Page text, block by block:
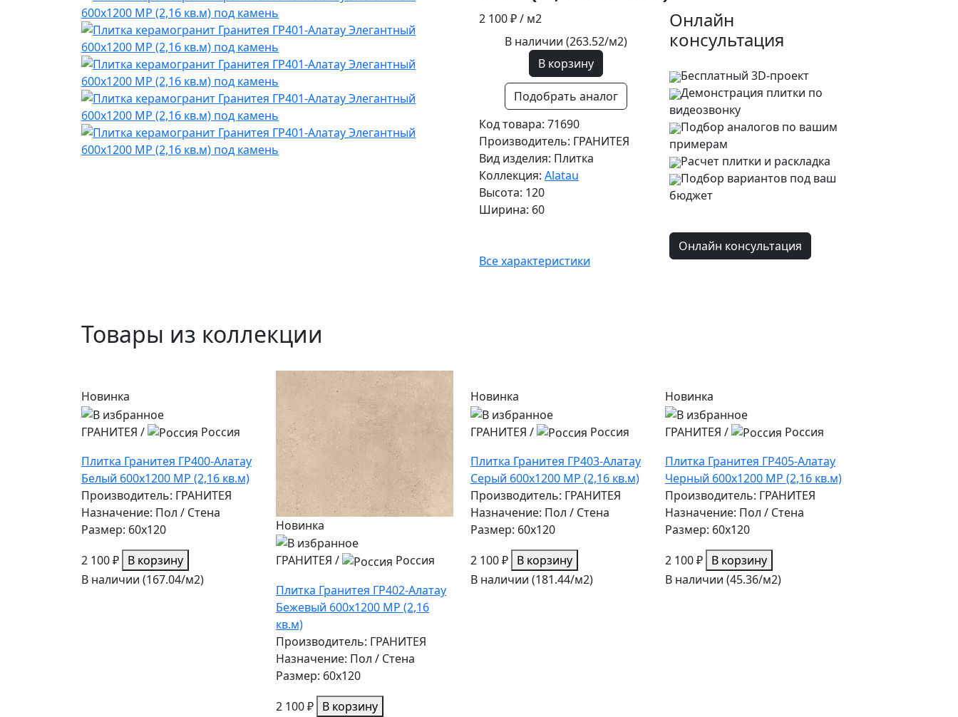
2 100 ₽/ м2
В наличии (263.52/м2)
В корзину
Подобрать аналог
Код товара: 71690
Производитель: ГРАНИТЕЯ
Вид изделия: Плитка
Коллекция: Alatau
Высота: 120
Ширина: 60
Все характеристики
Онлайн
консультация
Бесплатный 3D-проект
Демонстрация плитки по
видеозвонку
Подбор аналогов по вашим
примерам
Расчет плитки и раскладка
Подбор вариантов под ваш
бюджет
Онлайн консультация
Товары из коллекции
Новинка
ГРАНИТЕЯ /
Россия
Плитка Гранитея ГР400-Алатау
Белый 600х1200 МР (2,16 кв.м)
Производитель: ГРАНИТЕЯ
Назначение: Пол / Стена
Размер: 60x120
2 100 ₽ В корзину
В наличии (167.04/м2)
Новинка
ГРАНИТЕЯ /
Россия
Плитка Гранитея ГР402-Алатау
Бежевый 600х1200 МР (2,16
кв.м)
Производитель: ГРАНИТЕЯ
Назначение: Пол / Стена
Размер: 60x120
2 100 ₽ В корзину
Новинка
ГРАНИТЕЯ /
Россия
Плитка Гранитея ГР403-Алатау
Серый 600х1200 МР (2,16 кв.м)
Производитель: ГРАНИТЕЯ
Назначение: Пол / Стена
Размер: 60x120
2 100 ₽ В корзину
В наличии (181.44/м2)
Новинка
ГРАНИТЕЯ /
Россия
Плитка Гранитея ГР405-Алатау
Черный 600х1200 МР (2,16 кв.м)
Производитель: ГРАНИТЕЯ
Назначение: Пол / Стена
Размер: 60x120
2 100 ₽ В корзину
В наличии (45.36/м2)